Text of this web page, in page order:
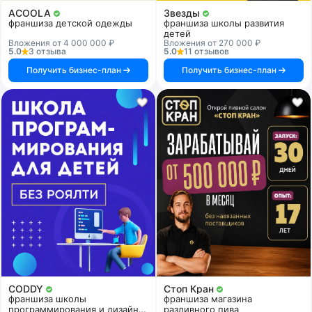
ACOOLA
франшиза детской одежды
Вложения от 4 000 000 ₽
5.0
3 отзыва
Получить бизнес-план
Звезды
франшиза школы развития
детей
Вложения от 270 000 ₽
5.0
11 отзывов
Получить бизнес-план
CODDY
франшиза школы
программирования и дизайна
Стоп Кран
франшиза магазина
разливного пива